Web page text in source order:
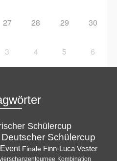
27 28 29 30
3 4 5 6
Schülercup
Deutscher Schülercup
Event Finale Finn-Luca Vester
Kombination